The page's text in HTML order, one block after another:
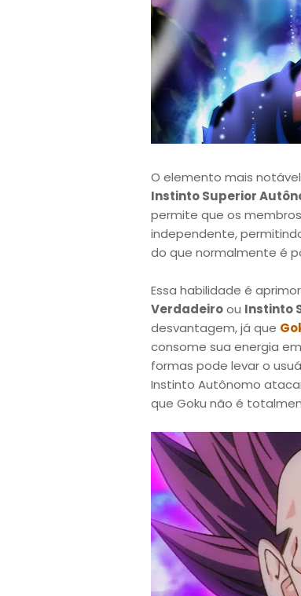
O elemento mais
Instinto Superior
permite que os
independente,
do que normalmente é
Essa habilidade é
Verdadeiroou Instinto
desvantagem, já que
consome sua energia
formas pode levar o
Instinto Autônomo
que Goku não é